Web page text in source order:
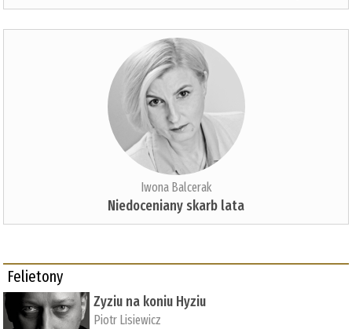
Iwona Balcerak
Niedoceniany skarb lata
Felietony
Zyziu na koniu Hyziu
Piotr Lisiewicz